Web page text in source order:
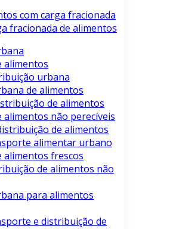
com carga fracionada
fracionada de alimentos
alimentos
urbana
de alimentos
de alimentos
alimentos não perecíveis
de alimentos
alimentar urbano
alimentos frescos
de alimentos não
para alimentos
e distribuição de